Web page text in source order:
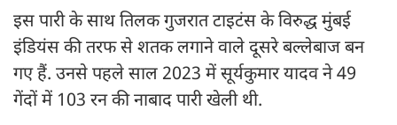
इस पारी के साथ तिलक गुजरात टाइटंस के विरुद्ध मुंबई
इंडियंस की तरफ से शतक लगाने वाले दूसरे बल्लेबाज बन
गए हैं. उनसे पहले साल 2023 में सूर्यकुमार यादव ने 49
गेंदों में 103 रन की नाबाद पारी खेली थी.